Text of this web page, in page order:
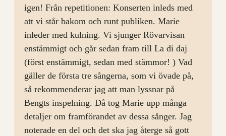
igen! Från repetitionen: Konserten inleds med
att vi står bakom och runt publiken. Marie
inleder med kulning. Vi sjunger Rövarvisan
enstämmigt och går sedan fram till La di daj
(först enstämmigt, sedan med stämmor! ) Vad
gäller de första tre sångerna, som vi övade på,
så rekommenderar jag att man lyssnar på
Bengts inspelning. Då tog Marie upp många
detaljer om framförandet av dessa sånger. Jag
noterade en del och det ska jag återge så gott